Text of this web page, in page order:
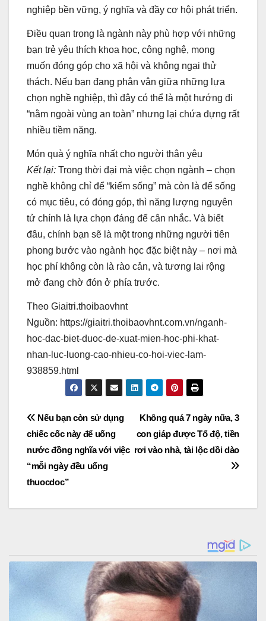
nghiệp bền vững, ý nghĩa và đầy cơ hội phát triển.
Điều quan trọng là ngành này phù hợp với những
bạn trẻ yêu thích khoa học, công nghệ, mong
muốn đóng góp cho xã hội và không ngại thử
thách. Nếu bạn đang phân vân giữa những lựa
chọn nghề nghiệp, thì đây có thể là một hướng đi
“nằm ngoài vùng an toàn” nhưng lại chứa đựng rất
nhiều tiềm năng.
Món quà ý nghĩa nhất cho người thân yêu
Kết lại: Trong thời đại mà việc chọn ngành – chọn
nghề không chỉ để “kiếm sống” mà còn là để sống
có mục tiêu, có đóng góp, thì năng lượng nguyên
tử chính là lựa chọn đáng để cân nhắc. Và biết
đâu, chính bạn sẽ là một trong những người tiên
phong bước vào ngành học đặc biệt này – nơi mà
học phí không còn là rào cản, và tương lai rộng
mở đang chờ đón ở phía trước.
Theo Giaitri.thoibaovhnt
Nguồn: https://giaitri.thoibaovhnt.com.vn/nganh-
hoc-dac-biet-duoc-de-xuat-mien-hoc-phi-khat-
nhan-luc-luong-cao-nhieu-co-hoi-viec-lam-
938859.html
Post
navigation
Không quá 7 ngày nữa, 3
con giáp được Tổ độ, tiền
rơi vào nhà, tài lộc dồi dào
Nếu bạn còn sử dụng
chiếc cốc này để uống
nước đồng nghĩa với việc
“mỗi ngày đều uống
thuocdoc”